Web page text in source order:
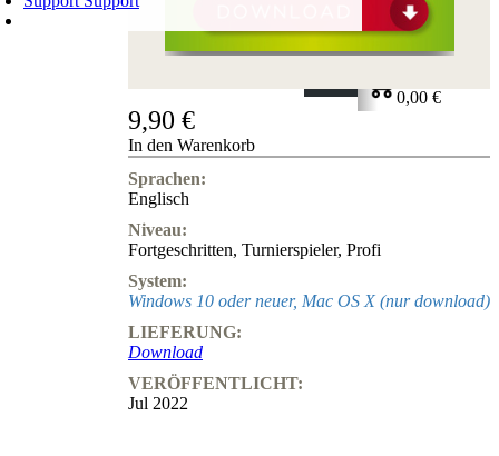
Login
WARENKORB
0,00 €
9,90 €
In den Warenkorb
Sprachen:
Englisch
Niveau:
Fortgeschritten, Turnierspieler, Profi
System:
Windows 10 oder neuer, Mac OS X (nur download)
LIEFERUNG:
Download
VERÖFFENTLICHT:
Jul 2022